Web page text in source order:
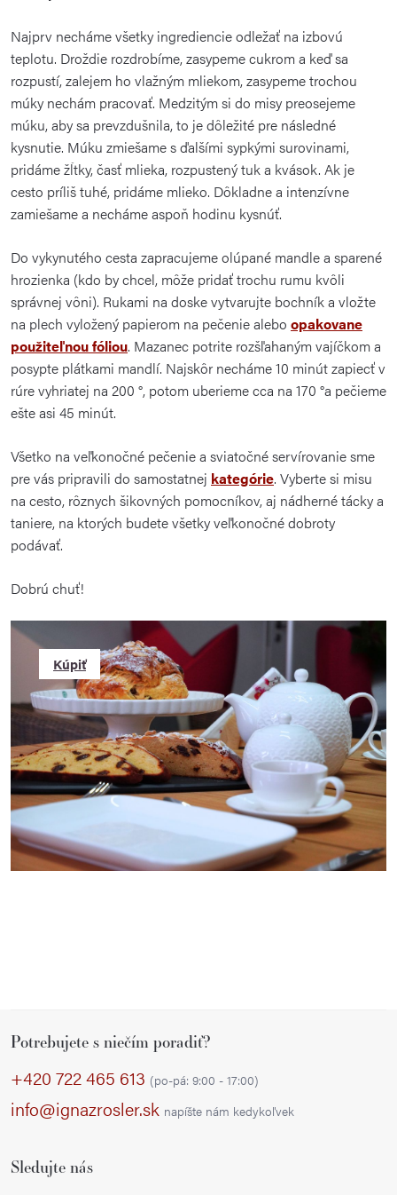
Najprv necháme všetky ingrediencie odležať na izbovú
teplotu. Droždie rozdrobíme, zasypeme cukrom a keď sa
rozpustí, zalejem ho vlažným mliekom, zasypeme trochou
múky nechám pracovať. Medzitým si do misy preosejeme
múku, aby sa prevzdušnila, to je dôležité pre následné
kysnutie. Múku zmiešame s ďalšími sypkými surovinami,
pridáme žĺtky, časť mlieka, rozpustený tuk a kvások. Ak je
cesto príliš tuhé, pridáme mlieko. Dôkladne a intenzívne
zamiešame a necháme aspoň hodinu kysnúť.
Do vykynutého cesta zapracujeme olúpané mandle a sparené
hrozienka (kdo by chcel, môže pridať trochu rumu kvôli
správnej vôni). Rukami na doske vytvarujte bochník a vložte
na plech vyložený papierom na pečenie alebo opakovane
použiteľnou fóliou. Mazanec potrite rozšľahaným vajíčkom a
posypte plátkami mandlí. Najskôr necháme 10 minút zapiecť v
rúre vyhriatej na 200 °, potom uberieme cca na 170 °a pečieme
ešte asi 45 minút.
Všetko na veľkonočné pečenie a sviatočné servírovanie sme
pre vás pripravili do samostatnej kategórie. Vyberte si misu
na cesto, rôznych šikovných pomocníkov, aj nádherné tácky a
taniere, na ktorých budete všetky veľkonočné dobroty
podávať.
Dobrú chuť!
Kúpiť
Potrebujete s niečím poradiť?
+420 722 465 613 (po-pá: 9:00 - 17:00)
info@ignazrosler.sk napíšte nám kedykoľvek
Sledujte nás